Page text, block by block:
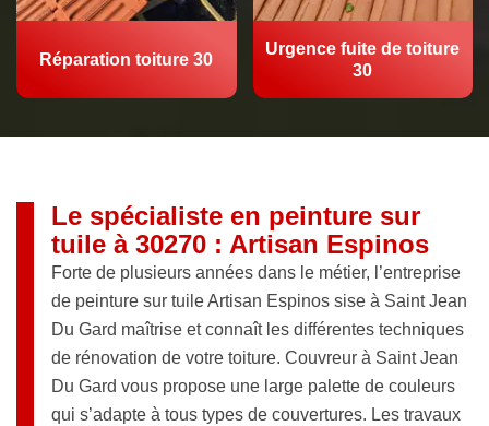
Réparation toiture 30
Urgence fuite de toiture
30
Le spécialiste en peinture sur
tuile à 30270 : Artisan Espinos
Forte de plusieurs années dans le métier, l’entreprise
de peinture sur tuile Artisan Espinos sise à Saint Jean
Du Gard maîtrise et connaît les différentes techniques
de rénovation de votre toiture. Couvreur à Saint Jean
Du Gard vous propose une large palette de couleurs
qui s’adapte à tous types de couvertures. Les travaux